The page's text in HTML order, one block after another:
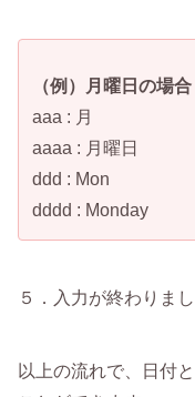
（例）月曜日の場合
aaa : 月
aaaa : 月曜日
ddd : Mon
dddd : Monday
５．入力が終わりま
以上の流れで、日付